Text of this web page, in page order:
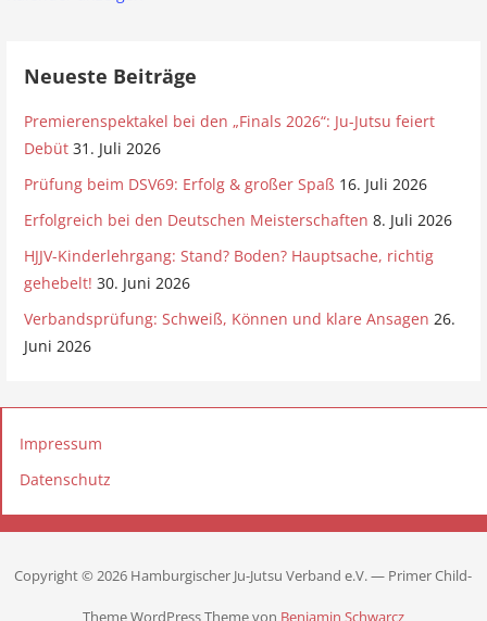
o
n
Neueste Beiträge
Premierenspektakel bei den „Finals 2026“: Ju-Jutsu feiert
Debüt 31. Juli 2026
Prüfung beim DSV69: Erfolg & großer Spaß 16. Juli 2026
Erfolgreich bei den Deutschen Meisterschaften 8. Juli 2026
HJJV-Kinderlehrgang: Stand? Boden? Hauptsache, richtig
gehebelt! 30. Juni 2026
Verbandsprüfung: Schweiß, Können und klare Ansagen 26.
Juni 2026
Impressum
Datenschutz
Copyright © 2026 Hamburgischer Ju-Jutsu Verband e.V. — Primer Child-